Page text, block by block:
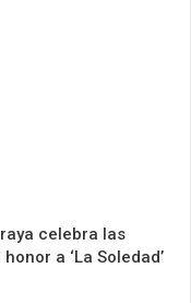
celebra las
a ‘La Soledad’